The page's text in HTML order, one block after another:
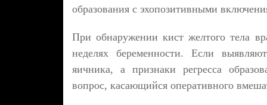
образования с эхопозитивными
При обнаружении кист желтого тела
неделях беременности. Если
яичника, а признаки регресса
вопрос, касающийся оперативного